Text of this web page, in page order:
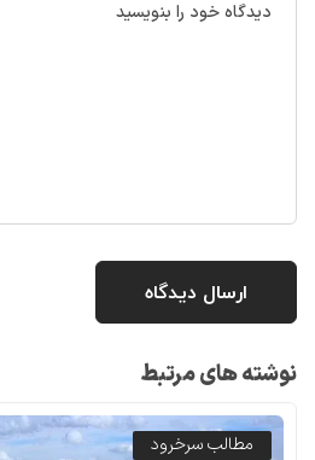
نوشته های مرتبط
مطالب سرخرود